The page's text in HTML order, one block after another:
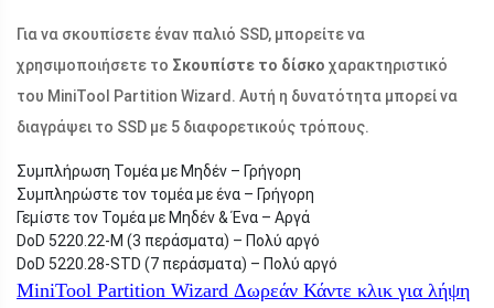
Για να σκουπίσετε έναν παλιό SSD, μπορείτε να
χρησιμοποιήσετε το Σκουπίστε το δίσκο χαρακτηριστικό
του MiniTool Partition Wizard. Αυτή η δυνατότητα μπορεί να
διαγράψει το SSD με 5 διαφορετικούς τρόπους.
Συμπλήρωση Τομέα με Μηδέν – Γρήγορη
Συμπληρώστε τον τομέα με ένα – Γρήγορη
Γεμίστε τον Τομέα με Μηδέν & Ένα – Αργά
DoD 5220.22-M (3 περάσματα) – Πολύ αργό
DoD 5220.28-STD (7 περάσματα) – Πολύ αργό
MiniTool Partition Wizard Δωρεάν Κάντε κλικ για λήψη